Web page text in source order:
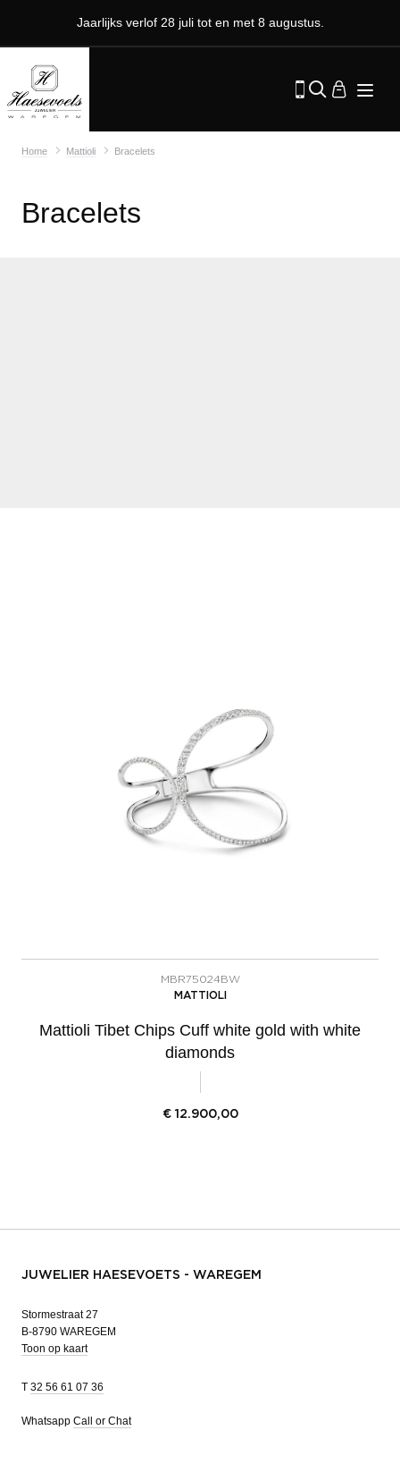
Jaarlijks verlof 28 juli tot en met 8 augustus.
Home Mattioli Bracelets
Bracelets
MBR75024BW
MATTIOLI
Mattioli Tibet Chips Cuff white gold with white
diamonds
€ 12.900,00
JUWELIER HAESEVOETS - WAREGEM
Stormestraat 27
B-8790 WAREGEM
Toon op kaart
T 32 56 61 07 36
Whatsapp Call or Chat